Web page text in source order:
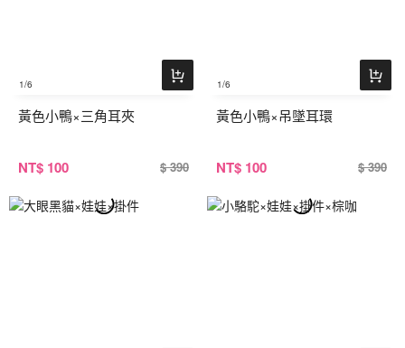
1/6
黃色小鴨×三角耳夾
NT$ 100 $ 390
1/6
黃色小鴨×吊墜耳環
NT$ 100 $ 390